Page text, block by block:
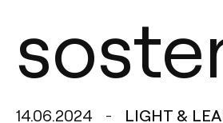
14.06.2024 LIGHT &